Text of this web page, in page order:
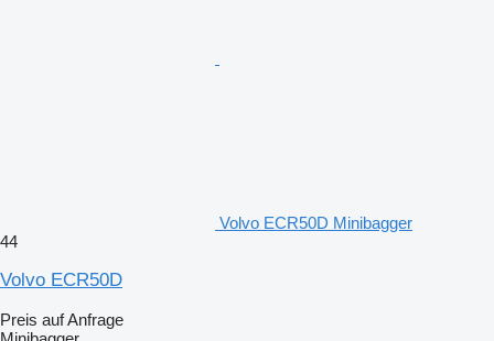
Volvo ECR50D Minibagger
44
Volvo ECR50D
Preis auf Anfrage